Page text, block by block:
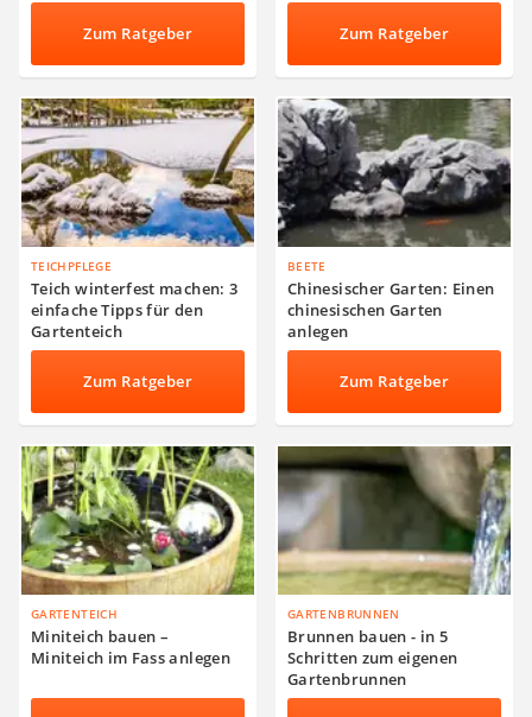
Zum Ratgeber
glasklaren Gartenteich
Zum Ratgeber
TEICHPFLEGE
Teich winterfest machen: 3
einfache Tipps für den
Gartenteich
Zum Ratgeber
BEETE
Chinesischer Garten: Einen
chinesischen Garten
anlegen
Zum Ratgeber
GARTENTEICH
Miniteich bauen –
Miniteich im Fass anlegen
GARTENBRUNNEN
Brunnen bauen - in 5
Schritten zum eigenen
Gartenbrunnen